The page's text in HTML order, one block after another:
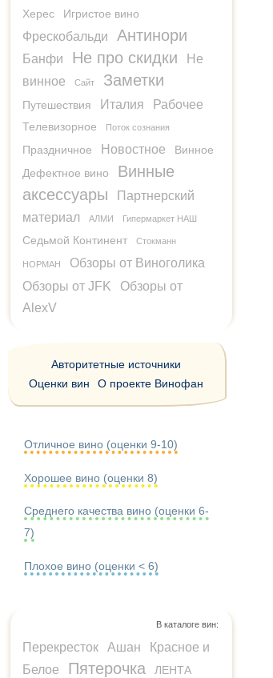
Херес Игристое вино
Фрескобальди Антинори
Банфи Не про скидки
Не
винное
Сайт Заметки
Путешествия Италия Рабочее
Телевизорное Поток сознания
Праздничное Новостное
Винное
Дефектное вино
Винные
аксессуары
Партнерский
материал
АЛМИ Гипермаркет НАШ
Седьмой Континент Стокманн
НОРМАН
Обзоры от Виноголика
Обзоры от JFK
Обзоры от
AlexV
Авторитетные источники
Оценки вин
О проекте Винофан
Отличное вино (оценки 9-10)
Хорошее вино (оценки 8)
Среднего качества вино (оценки 6-
7)
Плохое вино (оценки < 6)
В каталоге вин:
Перекресток Ашан
Красное и
Белое
Пятерочка ЛЕНТА